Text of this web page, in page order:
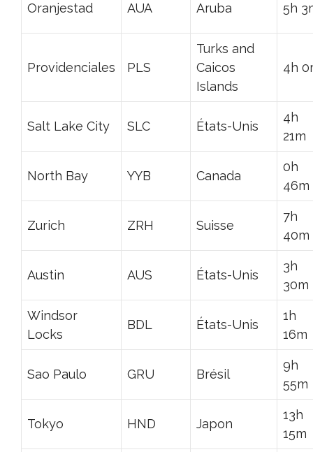
Oranjestad AUA Aruba 5h
Providenciales PLS
Turks and
Caicos
Islands
4h
Salt Lake City SLC États-Unis
4h
21m
North Bay YYB Canada
0h
46m
Zurich ZRH Suisse
7h
40m
Austin AUS États-Unis
3h
30m
Windsor
Locks
BDL États-Unis
1h
16m
Sao Paulo GRU Brésil
9h
55m
Tokyo HND Japon
13h
15m